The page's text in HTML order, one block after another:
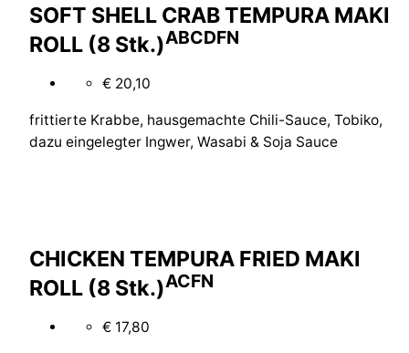
SOFT SHELL CRAB TEMPURA MAKI
ROLL (8 Stk.)ABCDFN
€ 20,10
frittierte Krabbe, hausgemachte Chili-Sauce, Tobiko,
dazu eingelegter Ingwer, Wasabi & Soja Sauce
CHICKEN TEMPURA FRIED MAKI
ROLL (8 Stk.)ACFN
€ 17,80